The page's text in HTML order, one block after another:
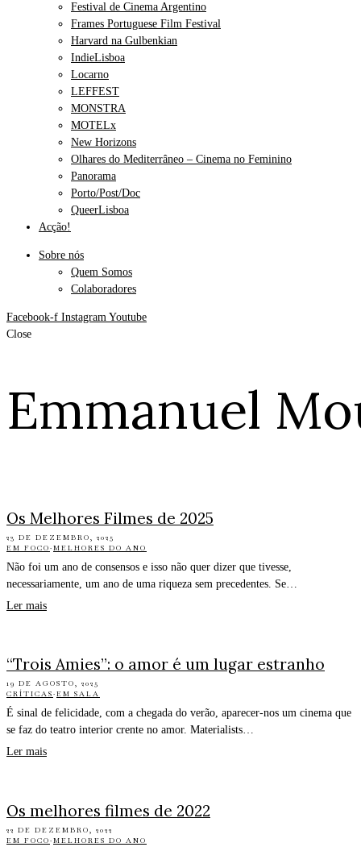
Festival de Cinema Argentino
Frames Portuguese Film Festival
Harvard na Gulbenkian
IndieLisboa
Locarno
LEFFEST
MONSTRA
MOTELx
New Horizons
Olhares do Mediterrâneo – Cinema no Feminino
Panorama
Porto/Post/Doc
QueerLisboa
Acção!
Sobre nós
Quem Somos
Colaboradores
Facebook-f Instagram Youtube
Close
Emmanuel
Os Melhores Filmes de 2025
23 DE DEZEMBRO, 2025
EM FOCO·MELHORES DO ANO
Não foi um ano de consensos e isso não quer dizer que tivesse,
necessariamente, um ano de uma riqueza sem precedentes. Se…
Ler mais
“Trois Amies”: o amor é um lugar estranho
19 DE AGOSTO, 2025
CRÍTICAS·EM SALA
É sinal de felicidade, com a chegada do verão, aparecer-nos um cinema que
se faz do teatro interior crente no amor. Materialists…
Ler mais
Os melhores filmes de 2022
22 DE DEZEMBRO, 2022
EM FOCO·MELHORES DO ANO